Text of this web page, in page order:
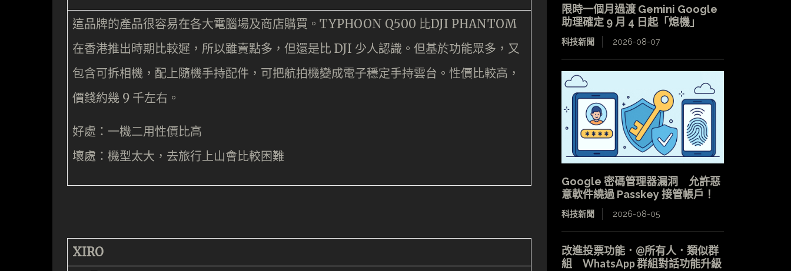
這品牌的產品很容易在各大電腦場及商店購買。TYPHOON Q500 比DJI PHANTOM
在香港推出時期比較遲，所以雖賣點多，但還是比 DJI 少人認識。但基於功能眾多，又
包含可拆相機，配上隨機手持配件，可把航拍機變成電子穩定手持雲台。性價比較高，
價錢約幾 9 千左右。
好處：一機二用性價比高
壞處：機型太大，去旅行上山會比較困難
XIRO
限時一個月過渡 Gemini Google
助理確定 9 月 4 日起「熄機」
科技新聞 2026-08-07
Google 密碼管理器漏洞 允許惡
意軟件繞過 Passkey 接管帳戶！
科技新聞 2026-08-05
改進投票功能．@所有人．類似群
組 WhatsApp 群組對話功能升級